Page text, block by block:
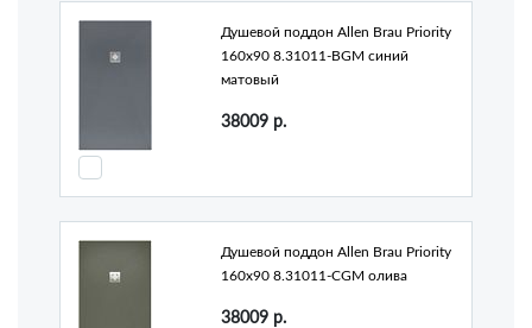
Душевой поддон Allen Brau Priority
160x90 8.31011-BGM синий
матовый
38009 р.
Душевой поддон Allen Brau Priority
160x90 8.31011-CGM олива
38009 р.